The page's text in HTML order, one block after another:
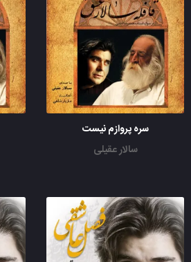
سره پروازم نیست
سالار عقیلی